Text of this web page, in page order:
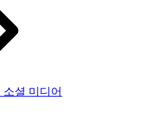
소셜 미디어